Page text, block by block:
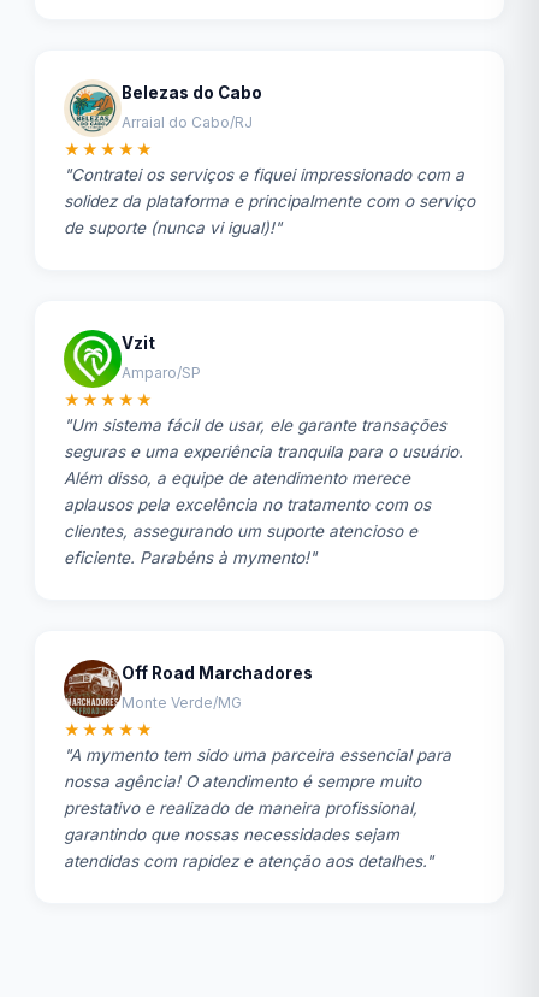
Belezas do Cabo
Arraial do Cabo/RJ
★★★★★
"Contratei os serviços e fiquei impressionado com a
solidez da plataforma e principalmente com o serviço
de suporte (nunca vi igual)!"
Vzit
Amparo/SP
★★★★★
"Um sistema fácil de usar, ele garante transações
seguras e uma experiência tranquila para o usuário.
Além disso, a equipe de atendimento merece
aplausos pela excelência no tratamento com os
clientes, assegurando um suporte atencioso e
eficiente. Parabéns à mymento!"
Off Road Marchadores
Monte Verde/MG
★★★★★
"A mymento tem sido uma parceira essencial para
nossa agência! O atendimento é sempre muito
prestativo e realizado de maneira profissional,
garantindo que nossas necessidades sejam
atendidas com rapidez e atenção aos detalhes."